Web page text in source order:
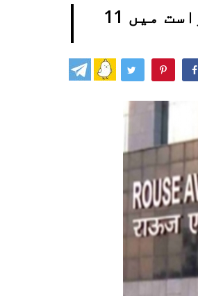
نیٹ پیپر لیک معاملہ میں پی وی کلکرنی اور شیوراج موٹےگاؤنکر کی عدالتی حراست میں 11